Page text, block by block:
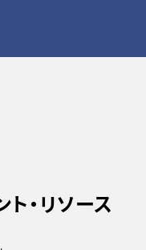
・リソース